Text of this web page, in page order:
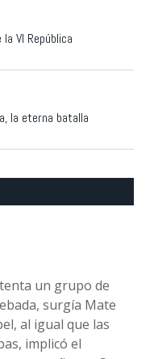
VI República
la eterna batalla
un grupo de
surgía Mate
al igual que las
implicó el